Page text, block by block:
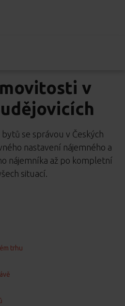
v
se správou v Českých
nastavení nájemného a
nájemníka až po kompletní
situací.
trhu